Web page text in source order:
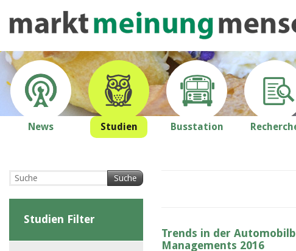
News Studien Busstation
Trends in der
Managements 2016
Suche
Studien Filter